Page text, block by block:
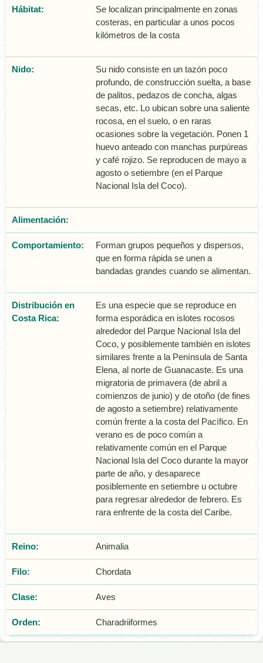
Hábitat:
Se localizan principalmente en zonas
costeras, en particular a unos pocos
kilómetros de la costa
Nido:
Su nido consiste en un tazón poco
profundo, de construcción suelta, a base
de palitos, pedazos de concha, algas
secas, etc. Lo ubican sobre una saliente
rocosa, en el suelo, o en raras
ocasiones sobre la vegetación. Ponen 1
huevo anteado con manchas purpúreas
y café rojizo. Se reproducen de mayo a
agosto o setiembre (en el Parque
Nacional Isla del Coco).
Alimentación:
Comportamiento:
Forman grupos pequeños y dispersos,
que en forma rápida se unen a
bandadas grandes cuando se alimentan.
Distribución en
Costa Rica:
Es una especie que se reproduce en
forma esporádica en islotes rocosos
alrededor del Parque Nacional Isla del
Coco, y posiblemente también en islotes
similares frente a la Península de Santa
Elena, al norte de Guanacaste. Es una
migratoria de primavera (de abril a
comienzos de junio) y de otoño (de fines
de agosto a setiembre) relativamente
común frente a la costa del Pacífico. En
verano es de poco común a
relativamente común en el Parque
Nacional Isla del Coco durante la mayor
parte de año, y desaparece
posiblemente en setiembre u octubre
para regresar alrededor de febrero. Es
rara enfrente de la costa del Caribe.
Reino: Animalia
Filo: Chordata
Clase: Aves
Orden: Charadriiformes